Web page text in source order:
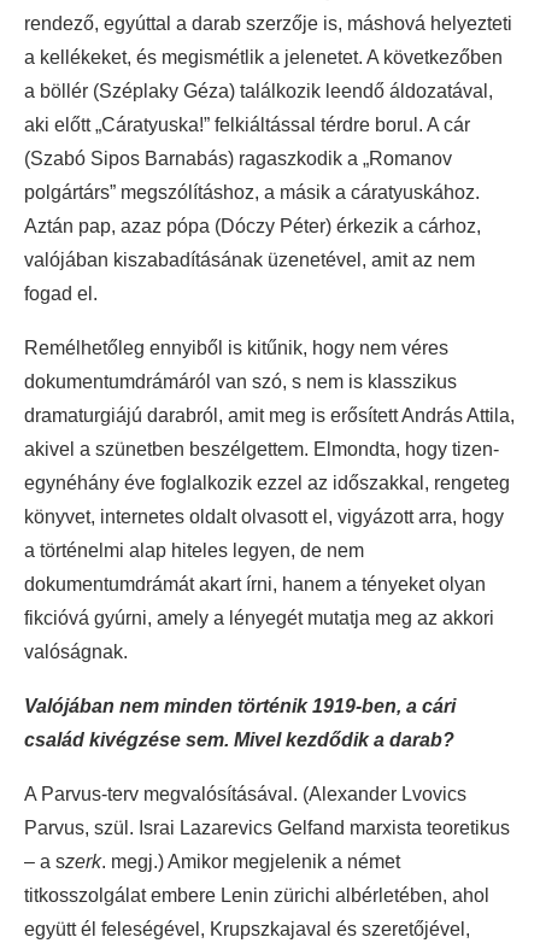
rendező, egyúttal a darab szerzője is, máshová helyezteti
a kellékeket, és megismétlik a jelenetet. A következőben
a böllér (Széplaky Géza) találkozik leendő áldozatával,
aki előtt „Cáratyuska!” felkiáltással térdre borul. A cár
(Szabó Sipos Barnabás) ragaszkodik a „Romanov
polgártárs” megszólításhoz, a másik a cáratyuskához.
Aztán pap, azaz pópa (Dóczy Péter) érkezik a cárhoz,
valójában kiszabadításának üzenetével, amit az nem
fogad el.
Remélhetőleg ennyiből is kitűnik, hogy nem véres
dokumentumdrámáról van szó, s nem is klasszikus
dramaturgiájú darabról, amit meg is erősített András Attila,
akivel a szünetben beszélgettem. Elmondta, hogy tizen-
egynéhány éve foglalkozik ezzel az időszakkal, rengeteg
könyvet, internetes oldalt olvasott el, vigyázott arra, hogy
a történelmi alap hiteles legyen, de nem
dokumentumdrámát akart írni, hanem a tényeket olyan
fikcióvá gyúrni, amely a lényegét mutatja meg az akkori
valóságnak.
Valójában nem minden történik 1919-ben, a cári
család kivégzése sem. Mivel kezdődik a darab?
A Parvus-terv megvalósításával. (Alexander Lvovics
Parvus, szül. Israi Lazarevics Gelfand marxista teoretikus
– a szerk. megj.) Amikor megjelenik a német
titkosszolgálat embere Lenin zürichi albérletében, ahol
együtt él feleségével, Krupszkajaval és szeretőjével,